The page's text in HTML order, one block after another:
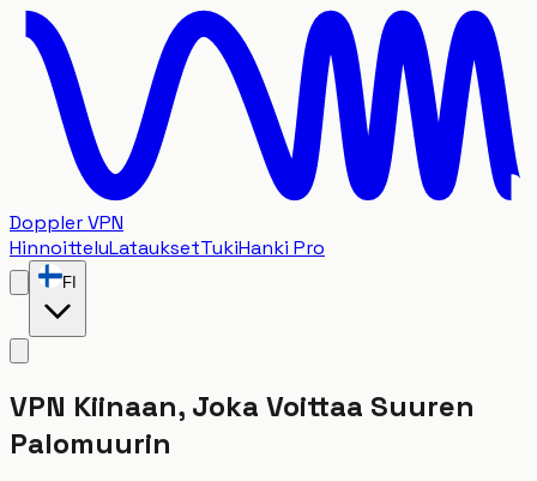
Doppler VPN
HinnoitteluLatauksetTukiHanki Pro
FI
VPN Kiinaan, Joka Voittaa Suuren
Palomuurin